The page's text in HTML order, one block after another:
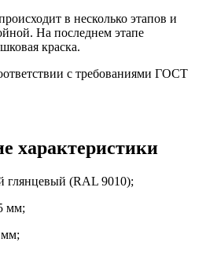
в несколько этапов и
На последнем этапе
краска.
с требованиями ГОСТ
характеристики
глянцевый (RAL 9010);
мм;